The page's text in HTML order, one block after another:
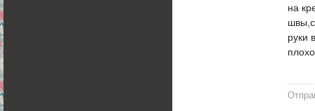
на
руки